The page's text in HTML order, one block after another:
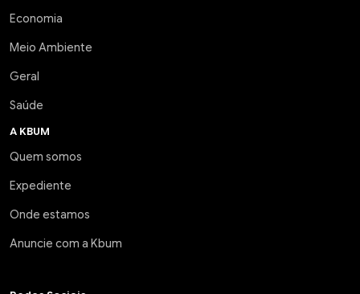
Economia
Meio Ambiente
Geral
Saúde
A KBUM
Quem somos
Expediente
Onde estamos
Anuncie com a Kbum